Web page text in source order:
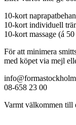
10-kort
10-kort individuell
10-kort massage (á
För att minimera
med köpet via mejl
08-658 23 00
Varmt välkommen till